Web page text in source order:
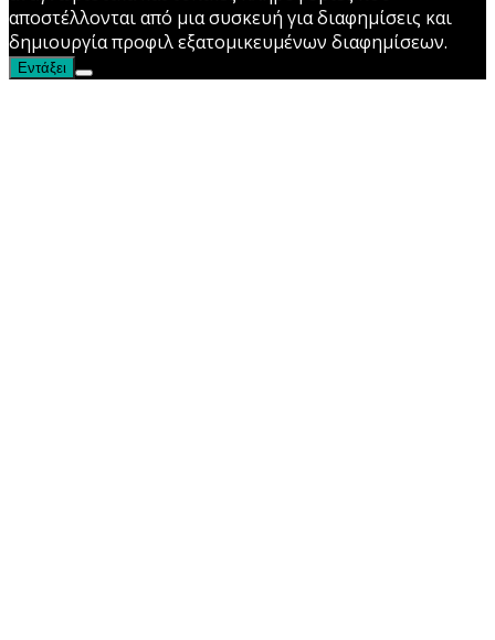
αποστέλλονται από μια συσκευή για διαφημίσεις και
δημιουργία προφιλ εξατομικευμένων διαφημίσεων.
Εντάξει